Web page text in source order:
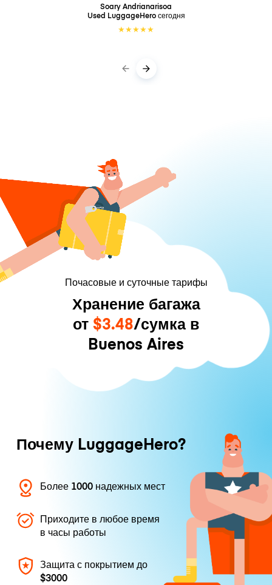
Soary Andrianarisoa
Used LuggageHeroсегодня
★★★★★
Почасовые и суточные тарифы
Хранение багажа
от $3.48/сумка в
Buenos Aires
Почему LuggageHero?
Более 1000 надежных мест
Приходите в любое время
в часы работы
Защита с покрытием до
$3000